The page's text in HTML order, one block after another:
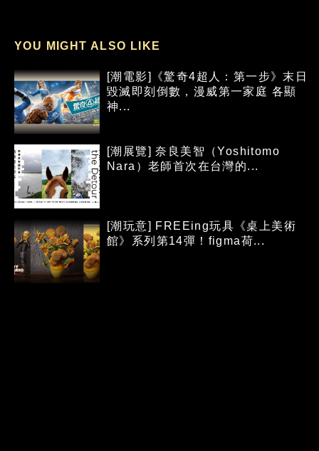
YOU MIGHT ALSO LIKE
[潮電影]《驚奇4超人：第一步》末日
毀滅即刻倒數，漫威第一家庭 各顯
神...
[潮展覽] 奈良美智（Yoshitomo
Nara）老師首次在台灣的...
[潮玩意] FREEing玩具《桌上美術
館》系列第14彈！figma荷...